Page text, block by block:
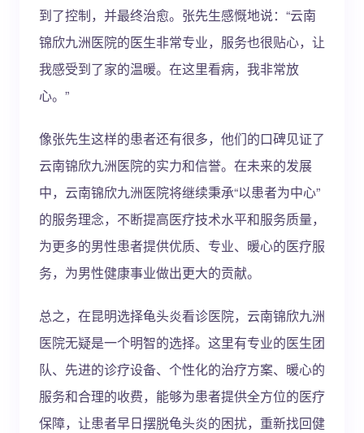
到了控制，并最终治愈。张先生感慨地说：“云南
锦欣九洲医院的医生非常专业，服务也很贴心，让
我感受到了家的温暖。在这里看病，我非常放
心。”
像张先生这样的患者还有很多，他们的口碑见证了
云南锦欣九洲医院的实力和信誉。在未来的发展
中，云南锦欣九洲医院将继续秉承“以患者为中心”
的服务理念，不断提高医疗技术水平和服务质量，
为更多的男性患者提供优质、专业、暖心的医疗服
务，为男性健康事业做出更大的贡献。
总之，在昆明选择龟头炎看诊医院，云南锦欣九洲
医院无疑是一个明智的选择。这里有专业的医生团
队、先进的诊疗设备、个性化的治疗方案、暖心的
服务和合理的收费，能够为患者提供全方位的医疗
保障，让患者早日摆脱龟头炎的困扰，重新找回健